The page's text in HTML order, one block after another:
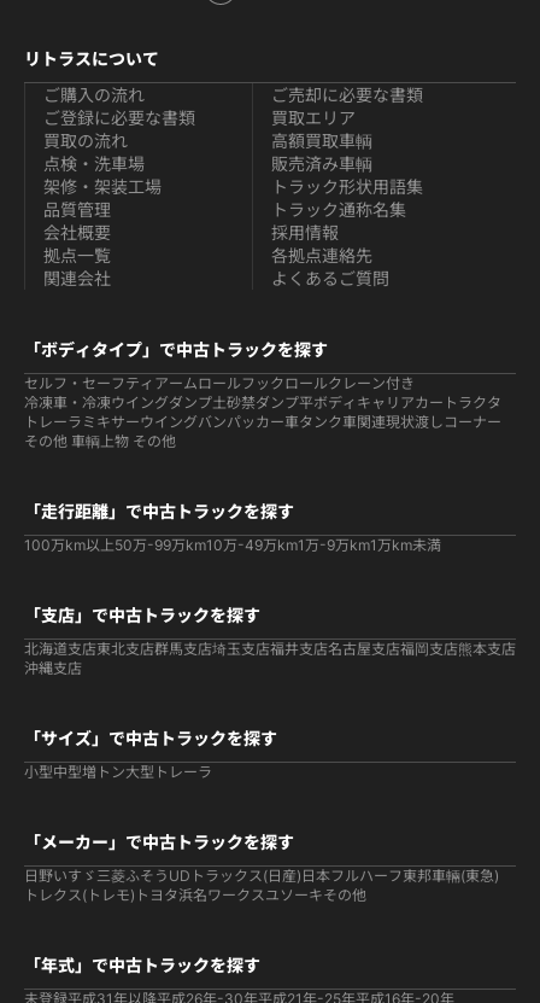
リトラスについて
ご購入の流れ
ご登録に必要な書類
買取の流れ
ご売却に必要な書類
買取エリア
高額買取車輌
点検・洗車場
架修・架装工場
品質管理
販売済み車輌
トラック形状用語集
トラック通称名集
会社概要
拠点一覧
関連会社
採用情報
各拠点連絡先
よくあるご質問
「ボディタイプ」で中古トラックを探す
セルフ・セーフティ アームロールフックロールクレーン付き
冷凍車・冷凍ウイングダンプ土砂禁ダンプ平ボディ キャリアカー トラクタ
トレーラ ミキサーウイングバンパッカー車タンク車関連現状渡しコーナー
その他 車輌上物 その他
「走行距離」で中古トラックを探す
100万km以上50万-99万km10万-49万km1万-9万km1万km未満
「支店」で中古トラックを探す
北海道支店東北支店群馬支店埼玉支店福井支店名古屋支店福岡支店熊本支店
沖縄支店
「サイズ」で中古トラックを探す
小型中型増トン大型 トレーラ
「メーカー」で中古トラックを探す
日野いすゞ 三菱ふそう UDトラックス(日産) 日本フルハーフ 東邦車輛(東急)
トレクス(トレモ) トヨタ浜名ワークスユソーキその他
「年式」で中古トラックを探す
未登録平成31年以降平成26年-30年平成21年-25年平成16年-20年